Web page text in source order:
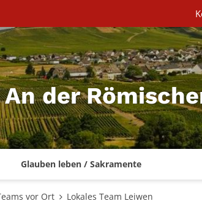
der
Glauben leben / Sakramente
vor Ort Lokales Team Leiwen